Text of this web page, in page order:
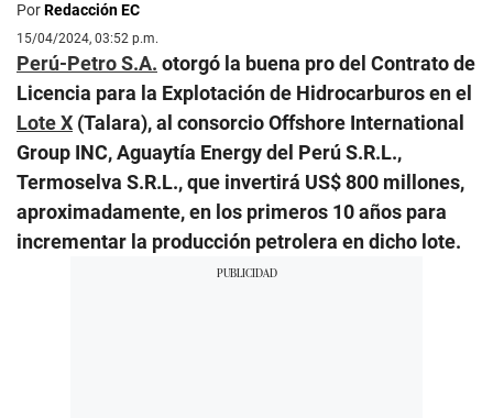
PorRedacción EC
15/04/2024, 03:52 p.m.
Perú-Petro S.A. otorgó la buena pro del Contrato de
Licencia para la Explotación de Hidrocarburos en el
Lote X (Talara), al consorcio Offshore International
Group INC, Aguaytía Energy del Perú S.R.L.,
Termoselva S.R.L., que invertirá US$ 800 millones,
aproximadamente, en los primeros 10 años para
incrementar la producción petrolera en dicho lote.